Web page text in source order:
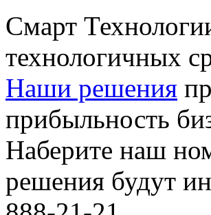
Смарт
технологичных
Наши решения
прибыльность
Наберите наш
решения будут